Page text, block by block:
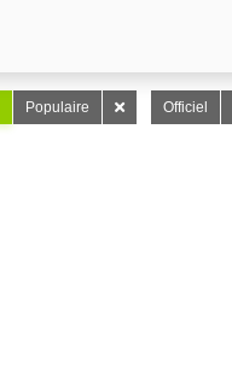
Populaire Officiel